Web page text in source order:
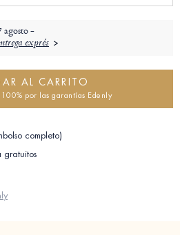
agosto -
exprés
AL CARRITO
por las garantías Edenly
completo)
gratuitos